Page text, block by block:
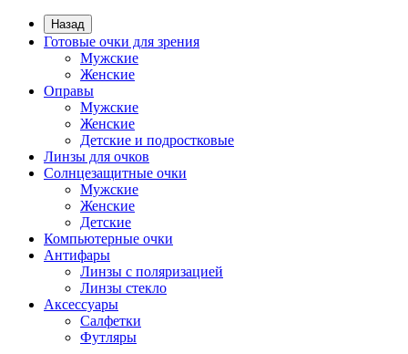
Назад
Готовые очки для зрения
Мужские
Женские
Оправы
Мужские
Женские
Детские и подростковые
Линзы для очков
Солнцезащитные очки
Мужские
Женские
Детские
Компьютерные очки
Антифары
Линзы с поляризацией
Линзы стекло
Аксессуары
Салфетки
Футляры